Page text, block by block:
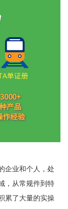
企业和个人，处
，从常规件到特
累了大量的实操